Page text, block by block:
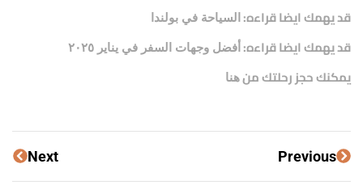
قد يهمك ايضا قراءه: السياحة في بولندا
قد يهمك ايضا قراءه: أفضل وجهات السفر في يناير ٢٠٢٥
يمكنك حجز رحلتك منهنا
Previous
Next